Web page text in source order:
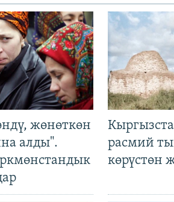
жөнөткөн
алды".
расмий
көрүстөн